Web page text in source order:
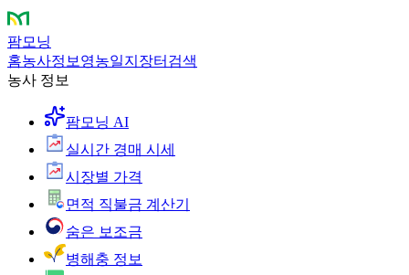
팜모닝
홈농사정보 영농일지 장터 검색
농사 정보
팜모닝 AI
실시간 경매 시세
시장별 가격
면적 직불금 계산기
숨은 보조금
병해충 정보